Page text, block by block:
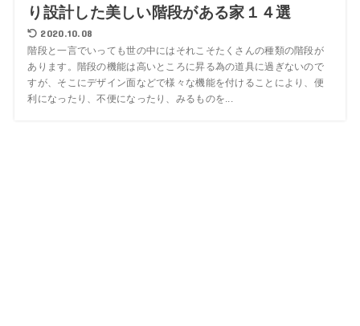
り設計した美しい階段がある家１４選
2020.10.08
階段と一言でいっても世の中にはそれこそたくさんの種類の階段が
あります。階段の機能は高いところに昇る為の道具に過ぎないので
すが、そこにデザイン面などで様々な機能を付けることにより、便
利になったり、不便になったり、みるものを...